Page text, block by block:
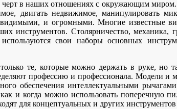
черт в наших отношениях с окружающим
двигать недвижимое, манипулировать
и огромными. Многие известные
Столярничество, механика,
свои наборы основных
те, которые можно держать в руке, но
профессию и профессионала. Модели и
обеспечения интеллектуальными
и когда можно использовать поперечную
для концептуальных и других